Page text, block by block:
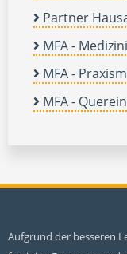
Partner
MFA -
MFA -
MFA -
Aufgrund der besseren